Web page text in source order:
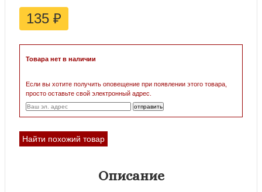
135 ₽
Товара нет в наличии
Если вы хотите получить оповещение при появлении этого товара,
просто оставьте свой электронный адрес.
Найти похожий товар
Описание